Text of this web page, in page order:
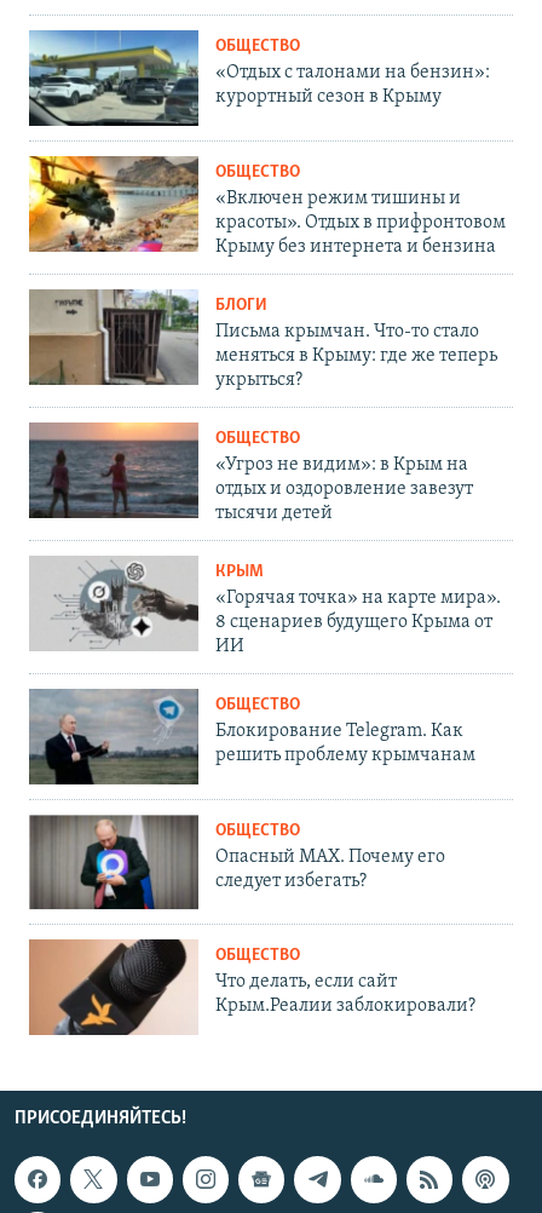
ОБЩЕСТВО
«Отдых с талонами на бензин»:
курортный сезон в Крыму
ОБЩЕСТВО
«Включен режим тишины и
красоты». Отдых в прифронтовом
Крыму без интернета и бензина
БЛОГИ
Письма крымчан. Что-то стало
меняться в Крыму: где же теперь
укрыться?
ОБЩЕСТВО
«Угроз не видим»: в Крым на
отдых и оздоровление завезут
тысячи детей
КРЫМ
«Горячая точка» на карте мира».
8 сценариев будущего Крыма от
ИИ
ОБЩЕСТВО
Блокирование Telegram. Как
решить проблему крымчанам
ОБЩЕСТВО
Опасный MAX. Почему его
следует избегать?
ОБЩЕСТВО
Что делать, если сайт
Крым.Реалии заблокировали?
ПРИСОЕДИНЯЙТЕСЬ!